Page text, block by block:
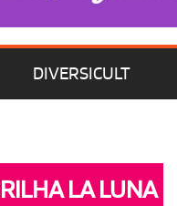
DIVERSICULT
LA LUNA